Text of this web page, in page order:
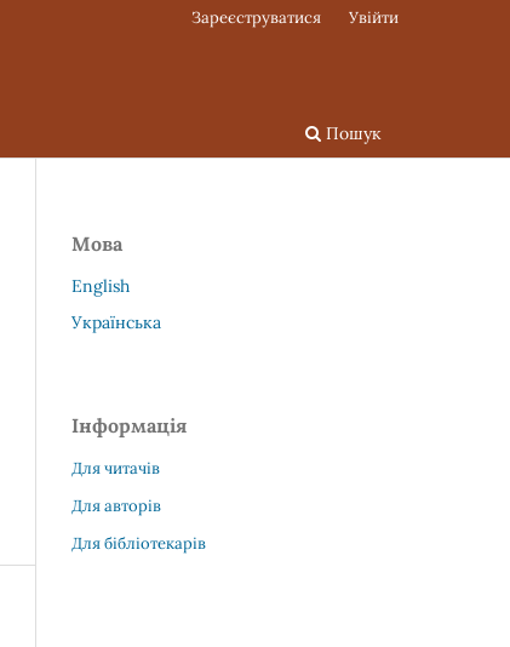
Пошук
Зареєструватися Увійти
Мова
English
Українська
Інформація
Для читачів
Для авторів
Для бібліотекарів